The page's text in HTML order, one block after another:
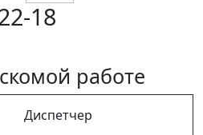
18
работе
Диспетчер